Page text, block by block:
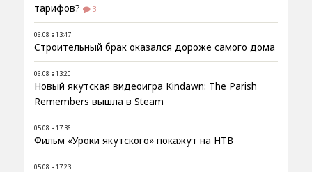
тарифов?
3
06.08 в 13:47
Строительный брак оказался дороже самого дома
06.08 в 13:20
Новый якутская видеоигра Kindawn: The Parish
Remembers вышла в Steam
05.08 в 17:36
Фильм «Уроки якутского» покажут на НТВ
05.08 в 17:23